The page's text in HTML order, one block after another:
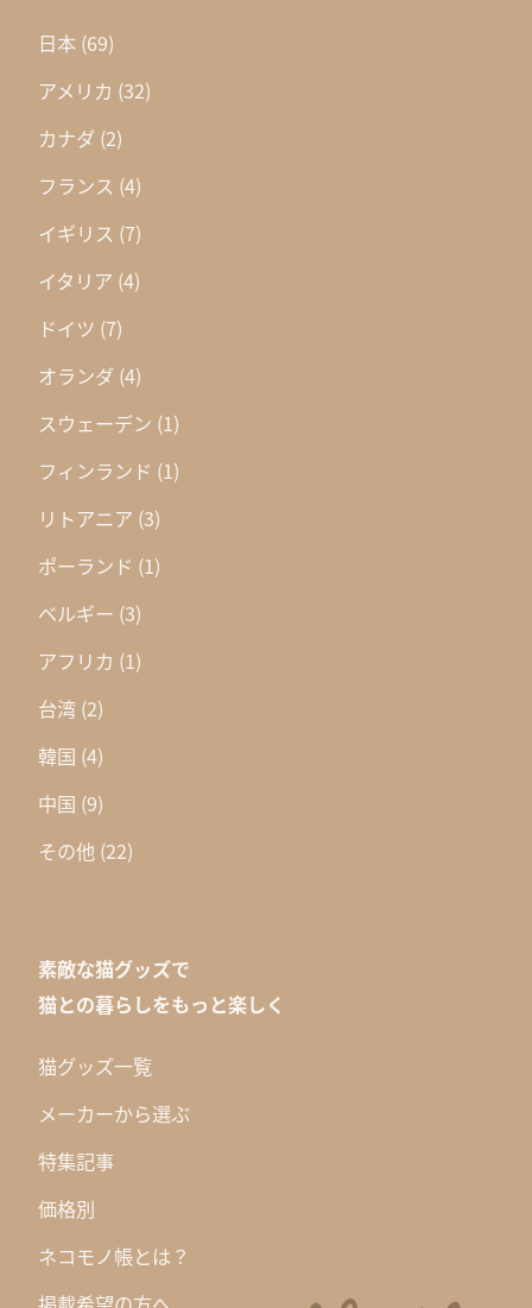
日本 (69)
アメリカ (32)
カナダ (2)
フランス (4)
イギリス (7)
イタリア (4)
ドイツ (7)
オランダ (4)
スウェーデン (1)
フィンランド (1)
リトアニア (3)
ポーランド (1)
ベルギー (3)
アフリカ (1)
台湾 (2)
韓国 (4)
中国 (9)
その他 (22)
素敵な猫グッズで
猫との暮らしをもっと楽しく
猫グッズ一覧
メーカーから選ぶ
特集記事
価格別
ネコモノ帳とは？